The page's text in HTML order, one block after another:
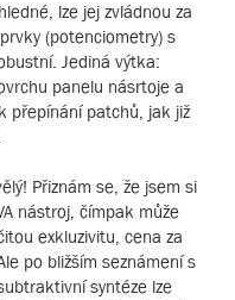
lze jej zvládnou za
(potenciometry) s
Jediná výtka:
panelu násrtoje a
přepínání patchů, jak již
Přiznám se, že jsem si
nástroj, čímpak může
exkluzivitu, cena za
po bližším seznámení s
syntéze lze